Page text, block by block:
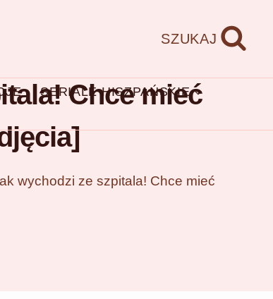
SZUKAJ
SERIALE HISZPAŃSKIE
Chce mieć
wychodzi ze szpitala! Chce mieć